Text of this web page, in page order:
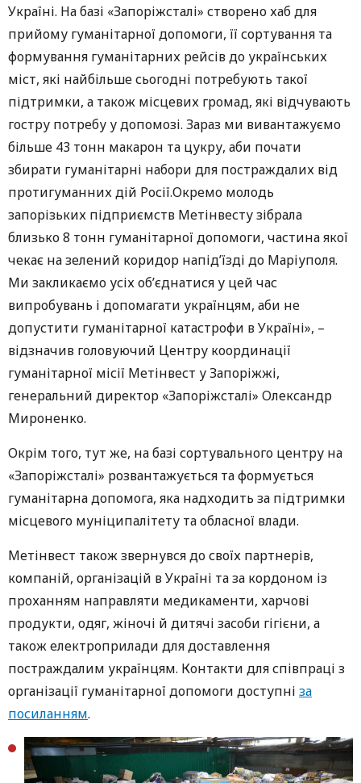
Україні. На базі «Запоріжсталі» створено хаб для
прийому гуманітарної допомоги, її сортування та
формування гуманітарних рейсів до українських
міст, які найбільше сьогодні потребують такої
підтримки, а також місцевих громад, які відчувають
гостру потребу у допомозі. Зараз ми вивантажуємо
більше 43 тонн макарон та цукру, аби почати
збирати гуманітарні набори для постраждалих від
протигуманних дій Росії.Окремо молодь
запорізьких підприємств Метінвесту зібрала
близько 8 тонн гуманітарної допомоги, частина якої
чекає на зелений коридор напід’їзді до Маріуполя.
Ми закликаємо усіх об’єднатися у цей час
випробувань і допомагати українцям, аби не
допустити гуманітарної катастрофи в Україні», –
відзначив головуючий Центру координації
гуманітарної місії Метінвест у Запоріжжі,
генеральний директор «Запоріжсталі» Олександр
Мироненко.
Окрім того, тут же, на базі сортувального центру на
«Запоріжсталі» розвантажується та формується
гуманітарна допомога, яка надходить за підтримки
місцевого муніципалітету та обласної влади.
Метінвест також звернувся до своїх партнерів,
компаній, організацій в Україні та за кордоном із
проханням направляти медикаменти, харчові
продукти, одяг, жіночі й дитячі засоби гігієни, а
також електроприлади для доставлення
постраждалим українцям. Контакти для співпраці з
організації гуманітарної допомоги доступні за
посиланням.